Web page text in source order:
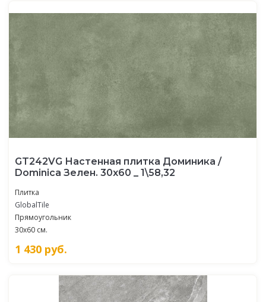
GT242VG Настенная плитка Доминика /
Dominica Зелен. 30x60 _ 1\58,32
Плитка
GlobalTile
Прямоугольник
30x60 см.
1 430 руб.